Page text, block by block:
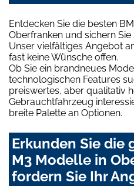
Entdecken Sie die besten
Oberfranken und sichern
Unser vielfältiges Angebot
fast keine Wünsche offen.
Ob Sie ein brandneues
technologischen Features
preiswertes, aber qualitativ
Gebrauchtfahrzeug
breite Palette an Optionen.
Erkunden Sie die
M3 Modelle in
fordern Sie Ihr